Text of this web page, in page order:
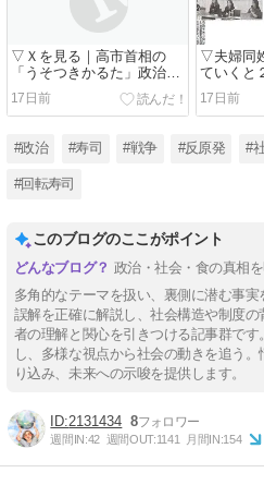
▽Ｘを見る｜高市首相の
「うそつきかるた」政治通
の貴方、何首理解できます
か？
17日前
▽夫婦同
ていくと
本人全員
てしまう
17日前
#政治 #寿司 #戦争 #反原発 #
#回転寿司
このブログのここがポイント
政治・社会・食の真相
多角的なテーマを扱い、裏側に潜む事
誤解を正確に解説し、社会構造や制度
者の理解と関心を引きつける記事群で
し、多様な視点から社会の動きを追う
り込み、未来への示唆を提供します。
2131434 8
週間IN:42 週間OUT:1141 月間IN:154